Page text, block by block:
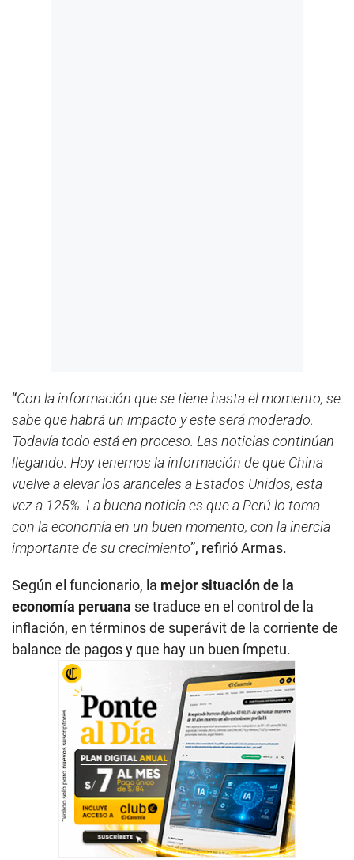
“Con la información que se tiene hasta el momento, se
sabe que habrá un impacto y este será moderado.
Todavía todo está en proceso. Las noticias continúan
llegando. Hoy tenemos la información de que China
vuelve a elevar los aranceles a Estados Unidos, esta
vez a 125%. La buena noticia es que a Perú lo toma
con la economía en un buen momento, con la inercia
importante de su crecimiento”, refirió Armas.
Según el funcionario, la mejor situación de la
economía peruana se traduce en el control de la
inflación, en términos de superávit de la corriente de
balance de pagos y que hay un buen ímpetu.